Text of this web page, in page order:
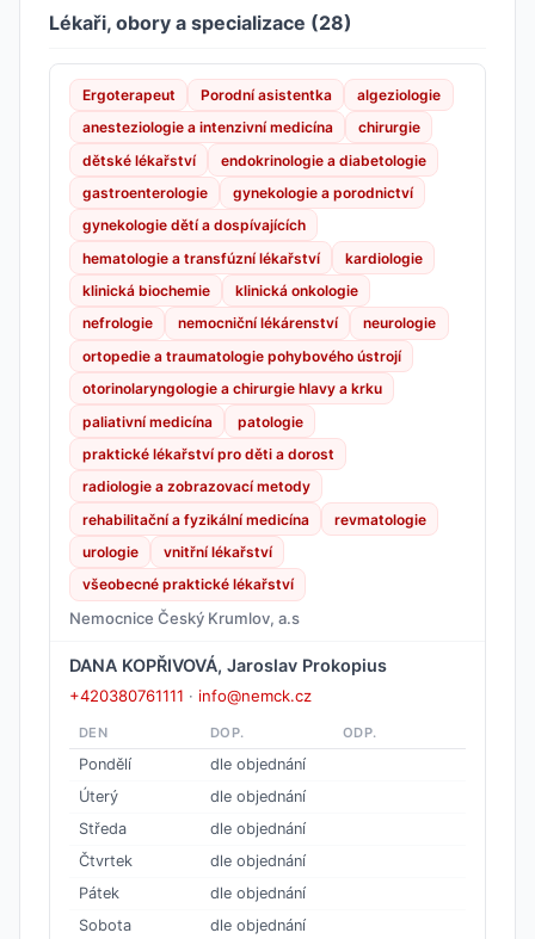
Lékaři, obory a specializace (28)
Ergoterapeut Porodní asistentka
algeziologie
anesteziologie a intenzivní medicína
chirurgie
dětské lékařství
endokrinologie a diabetologie
gastroenterologie
gynekologie a porodnictví
gynekologie dětí a dospívajících
hematologie a transfúzní lékařství
kardiologie
klinická biochemie
klinická onkologie
nefrologie
nemocniční lékárenství
neurologie
ortopedie a traumatologie pohybového ústrojí
otorinolaryngologie a chirurgie hlavy a krku
paliativní medicína
patologie
praktické lékařství pro děti a dorost
radiologie a zobrazovací metody
rehabilitační a fyzikální medicína
revmatologie
urologie
vnitřní lékařství
všeobecné praktické lékařství
Nemocnice Český Krumlov, a.s
DANA KOPŘIVOVÁ, Jaroslav Prokopius
+420380761111 · info@nemck.cz
DEN DOP. ODP.
Pondělí
dle objednání
Úterý
dle objednání
Středa
dle objednání
Čtvrtek
dle objednání
Pátek
dle objednání
Sobota
dle objednání